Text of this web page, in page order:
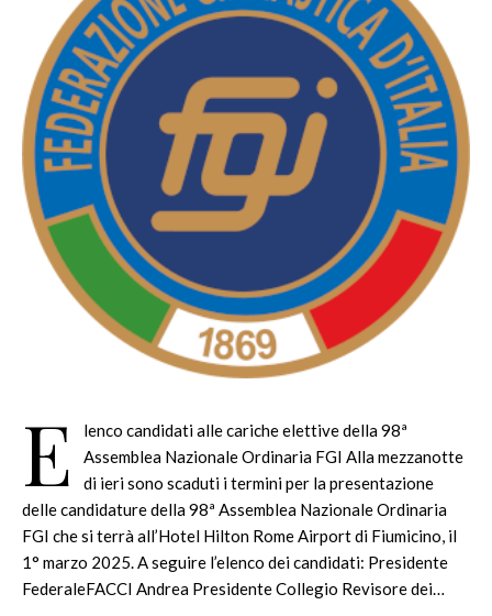
E
lenco candidati alle cariche elettive della 98ª
Assemblea Nazionale Ordinaria FGI Alla mezzanotte
di ieri sono scaduti i termini per la presentazione
delle candidature della 98ª Assemblea Nazionale Ordinaria
FGI che si terrà all’Hotel Hilton Rome Airport di Fiumicino, il
1° marzo 2025. A seguire l’elenco dei candidati: Presidente
FederaleFACCI Andrea Presidente Collegio Revisore dei…